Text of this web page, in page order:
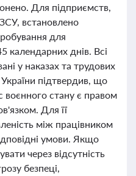
Для підприємств,
встановлено
для
календарних днів. Всі
у наказах та трудових
підтвердив, що
воєнного стану є правом
Для її
між працівником
умови. Якщо
через відсутність
безпеці,